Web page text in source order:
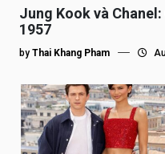
Jung Kook và
1957
by Thai Khang Pham